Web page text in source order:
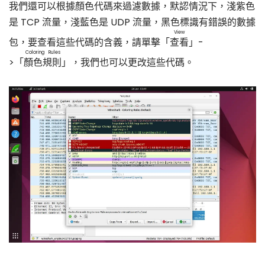
我們還可以根據顏色代碼來過濾數據，默認情況下，淺紫色
是 TCP 流量，淺藍色是 UDP 流量，黑色標識有錯誤的數據
包，要查看這些代碼的含義，請單擊「查看
View
」-
>「顏色規則
Coloring Rules
」，我們也可以更改這些代碼。